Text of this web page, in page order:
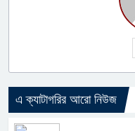
এ ক্যাটাগরির আরো নিউজ